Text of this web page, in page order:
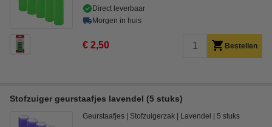
Direct leverbaar
Morgen in huis
€ 2,50 Bestellen
Stofzuiger geurstaafjes lavendel (5 stuks)
Geurstaafjes Stofzuigerzak Lavendel 5 stuks